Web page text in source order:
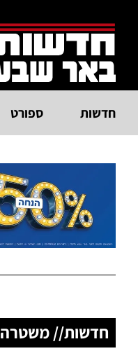
חדשות ספורט
חדשות// משטרה